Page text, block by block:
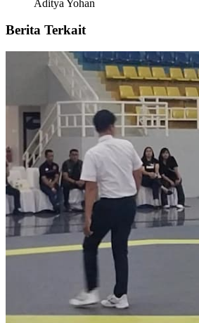
Aditya Yohan
Berita Terkait